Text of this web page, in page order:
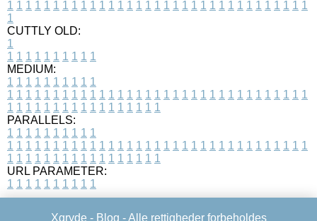
1 1 1 1 1 1 1 1 1 1 1 1 1 1 1 1 1 1 1 1 1 1 1 1 1 1 1 1 1 1 1 1 1
1
CUTTLY OLD:
1
1 1 1 1 1 1 1 1 1 1
MEDIUM:
1 1 1 1 1 1 1 1 1 1
1 1 1 1 1 1 1 1 1 1 1 1 1 1 1 1 1 1 1 1 1 1 1 1 1 1 1 1 1 1 1 1 1
1 1 1 1 1 1 1 1 1 1 1 1 1 1 1 1 1
PARALLELS:
1 1 1 1 1 1 1 1 1 1
1 1 1 1 1 1 1 1 1 1 1 1 1 1 1 1 1 1 1 1 1 1 1 1 1 1 1 1 1 1 1 1 1
1 1 1 1 1 1 1 1 1 1 1 1 1 1 1 1 1
URL PARAMETER:
1 1 1 1 1 1 1 1 1 1
Xgryde - Blog - Alle rettigheder forbeholdes